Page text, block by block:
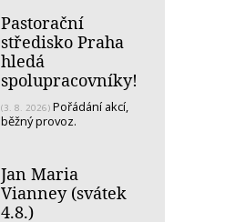
Pastorační
středisko Praha
hledá
spolupracovníky!
(3. 8. 2026) Pořádání akcí,
běžný provoz.
Jan Maria
Vianney (svátek
4.8.)